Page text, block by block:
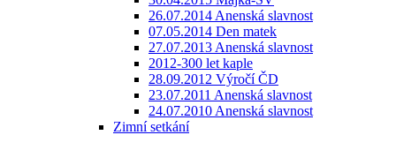
26.07.2014 Anenská slavnost
07.05.2014 Den matek
27.07.2013 Anenská slavnost
2012-300 let kaple
28.09.2012 Výročí ČD
23.07.2011 Anenská slavnost
24.07.2010 Anenská slavnost
Zimní setkání